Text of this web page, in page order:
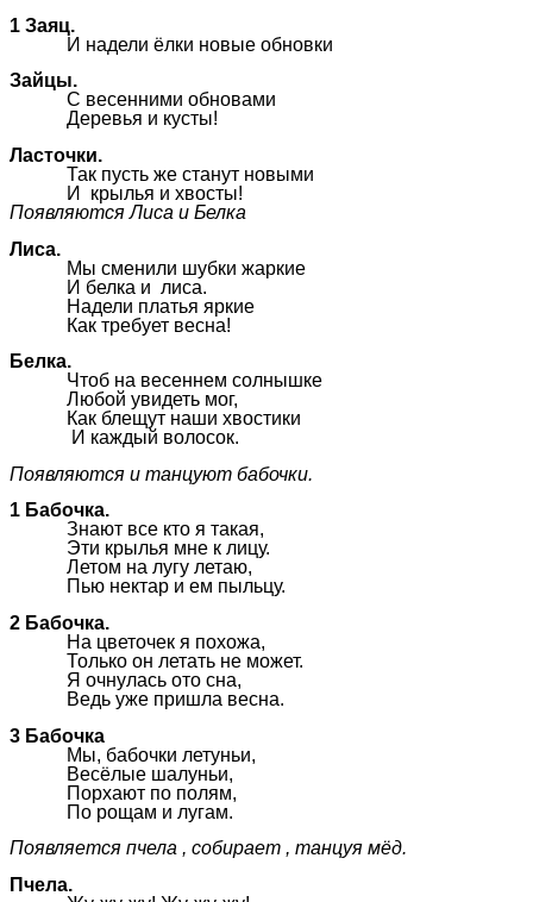
1 Заяц.
И надели ёлки новые обновки
Зайцы.
С весенними обновами
Деревья и кусты!
Ласточки.
Так пусть же станут новыми
И крылья и хвосты!
Появляются Лиса и Белка
Лиса.
Мы сменили шубки жаркие
И белка и лиса.
Надели платья яркие
Как требует весна!
Белка.
Чтоб на весеннем солнышке
Любой увидеть мог,
Как блещут наши хвостики
И каждый волосок.
Появляются и танцуют бабочки.
1 Бабочка.
Знают все кто я такая,
Эти крылья мне к лицу.
Летом на лугу летаю,
Пью нектар и ем пыльцу.
2 Бабочка.
На цветочек я похожа,
Только он летать не может.
Я очнулась ото сна,
Ведь уже пришла весна.
3 Бабочка
Мы, бабочки летуньи,
Весёлые шалуньи,
Порхают по полям,
По рощам и лугам.
Появляется пчела , собирает , танцуя мёд.
Пчела.